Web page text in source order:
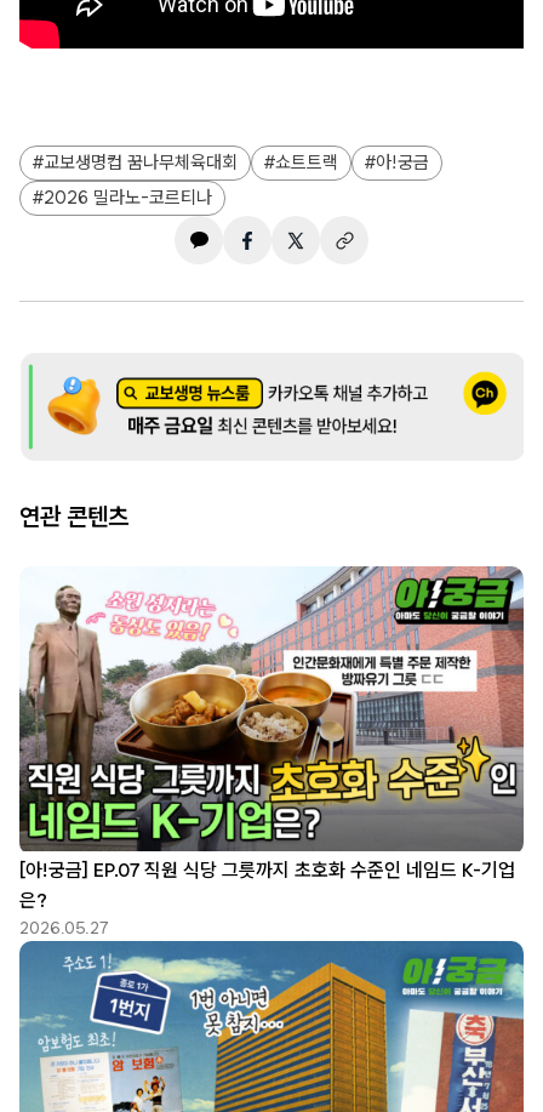
교보생명컵 꿈나무체육대회 쇼트트랙
아!궁금
2026 밀라노-코르티나
연관 콘텐츠
[아!궁금] EP.07 직원 식당 그릇까지 초호화 수준인 네임드 K-기업
은?
2026.05.27